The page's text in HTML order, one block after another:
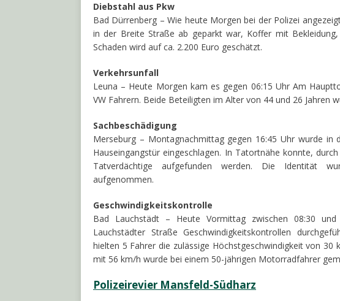
Diebstahl aus Pkw
Bad Dürrenberg – Wie heute Morgen bei der Polizei
in der Breite Straße ab geparkt war, Koffer mit
Schaden wird auf ca. 2.200 Euro geschätzt.
Verkehrsunfall
Leuna – Heute Morgen kam es gegen 06:15 Uhr Am
VW Fahrern. Beide Beteiligten im Alter von 44 und 26 Jahren
Sachbeschädigung
Merseburg – Montagnachmittag gegen 16:45 Uhr wurde in
Hauseingangstür eingeschlagen. In Tatortnähe konnte,
Tatverdächtige aufgefunden werden. Die Identität
aufgenommen.
Geschwindigkeitskontrolle
Bad Lauchstädt – Heute Vormittag zwischen 08:30
Lauchstädter Straße Geschwindigkeitskontrollen
hielten 5 Fahrer die zulässige Höchstgeschwindigkeit von
mit 56 km/h wurde bei einem 50-jährigen Motorradfahrer
Polizeirevier Mansfeld-Südharz